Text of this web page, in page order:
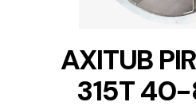
AXITUB
315T